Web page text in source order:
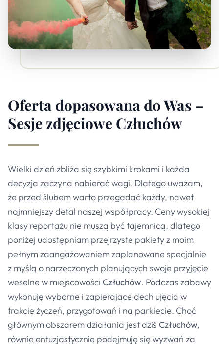
Oferta dopasowana do Was –
Sesje zdjęciowe Człuchów
Wielki dzień zbliża się szybkimi krokami i każda
decyzja zaczyna nabierać wagi. Dlatego uważam,
że przed ślubem warto przegadać każdy, nawet
najmniejszy detal naszej współpracy. Ceny wysokiej
klasy reportażu nie muszą być tajemnicą, dlatego
poniżej udostępniam przejrzyste pakiety z moim
pełnym zaangażowaniem zaplanowane specjalnie
z myślą o narzeczonych planujących swoje przyjęcie
weselne w miejscowości Człuchów. Podczas zabawy
wykonuję wyborne i zapierające dech ujęcia w
trakcie życzeń, przygotowań i na parkiecie. Choć
głównym obszarem działania jest dziś Człuchów,
równie entuzjastycznie podejmuję się wyzwań za